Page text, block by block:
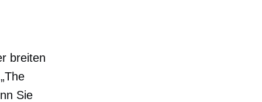
breiten
Sie